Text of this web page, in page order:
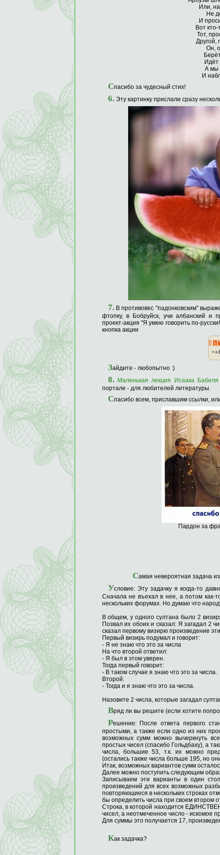
Или,
Не
И
Вот
Тот,
Другой,
Он,
Идёт
А мы
И
Спасибо за чудесный стих!
6.Эту картинку прислали сразу
7.В противовес "падонковским"
фтопку, в Бобруйск, учи албанский и
проект-акция "Я умею говорить по-
кнопка акции
Зайдите - любопытно :)
8. Маленькая лекция Исаака Бабеля
портале - для любителей литературы.
Спасибо всем, приславшим ссылки,
Пардон за
Самая невероятная задача
Условие: Эту задачку я когда-то
Сначала не въехал в нее, а потом как-
нескольких форумах. Но думаю что
В общем, у одного султана было 2
Позвал их обоих и сказал: Я загадал 2
сказал первому визирю произведение
Первый визирь подумал и говорит:
- Я не знаю что это за числа
На что второй ответил:
- Я был в этом уверен.
Тогда первый говорит:
- В таком случае я знаю что это за числа.
Второй:
- Тогда и я знаю что это за числа.
Назовите 2 числа, которые загадал
Вряд ли вы решите (если хотите
Решение: После ответа первого
простыми, а также если одно из них
возможных сумм можно вычеркнуть
простых чисел (спасибо Гольдбаху), а
числа, большие 53, т.к. их можно
(остались также числа больше 195, но
Итак, возможных вариантов сумм
Далее можно поступить следующим
Записываем эти варианты в один
произведений для всех возможных
повторяющиеся в нескольких строках
бы определить числа при своем втором
Строка, в которой находится
чисел, а неотмеченное число - искомое
Для суммы это получается 17,
Как задачка?